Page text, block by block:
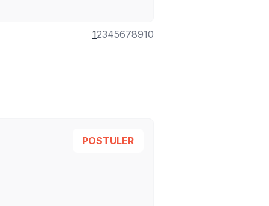
12345678910
POSTULER